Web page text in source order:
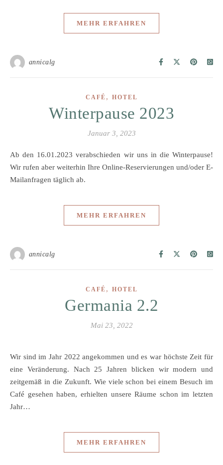
MEHR ERFAHREN
annicalg
CAFÉ , HOTEL
Winterpause 2023
Januar 3, 2023
Ab den 16.01.2023 verabschieden wir uns in die Winterpause!
Wir rufen aber weiterhin Ihre Online-Reservierungen und/oder E-
Mailanfragen täglich ab.
MEHR ERFAHREN
annicalg
CAFÉ , HOTEL
Germania 2.2
Mai 23, 2022
Wir sind im Jahr 2022 angekommen und es war höchste Zeit für
eine Veränderung. Nach 25 Jahren blicken wir modern und
zeitgemäß in die Zukunft. Wie viele schon bei einem Besuch im
Café gesehen haben, erhielten unsere Räume schon im letzten
Jahr…
MEHR ERFAHREN